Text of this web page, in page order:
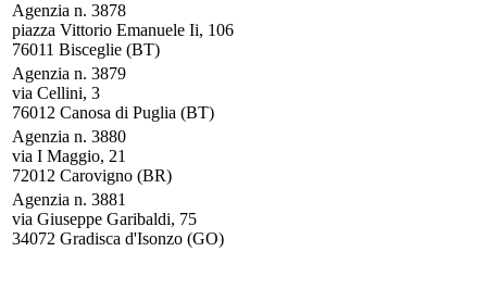
Agenzia n. 3878
piazza Vittorio Emanuele Ii, 106
76011 Bisceglie (BT)
Agenzia n. 3879
via Cellini, 3
76012 Canosa di Puglia (BT)
Agenzia n. 3880
via I Maggio, 21
72012 Carovigno (BR)
Agenzia n. 3881
via Giuseppe Garibaldi, 75
34072 Gradisca d'Isonzo (GO)